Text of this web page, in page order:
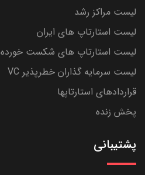
لیست مراکز رشد
لیست استارتاپ های ایران
لیست استارتاپ های شکست خورده
لیست سرمایه گذاران خطرپذیر VC
قراردادهای استارتاپها
پخش زنده
پشتیبانی